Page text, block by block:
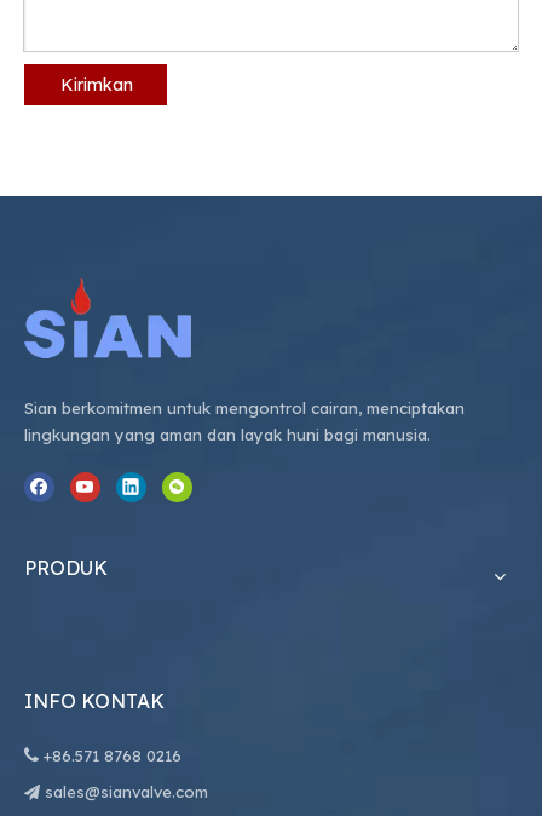
Kirimkan
Sian berkomitmen untuk mengontrol cairan, menciptakan
lingkungan yang aman dan layak huni bagi manusia.
PRODUK
INFO KONTAK
 +86.571 8768 0216
 sales@sianvalve.com